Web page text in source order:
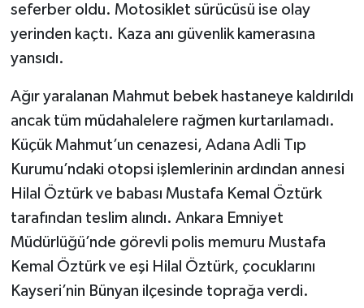
seferber oldu. Motosiklet sürücüsü ise olay
yerinden kaçtı. Kaza anı güvenlik kamerasına
yansıdı.
Ağır yaralanan Mahmut bebek hastaneye kaldırıldı
ancak tüm müdahalelere rağmen kurtarılamadı.
Küçük Mahmut’un cenazesi, Adana Adli Tıp
Kurumu’ndaki otopsi işlemlerinin ardından annesi
Hilal Öztürk ve babası Mustafa Kemal Öztürk
tarafından teslim alındı. Ankara Emniyet
Müdürlüğü’nde görevli polis memuru Mustafa
Kemal Öztürk ve eşi Hilal Öztürk, çocuklarını
Kayseri’nin Bünyan ilçesinde toprağa verdi.